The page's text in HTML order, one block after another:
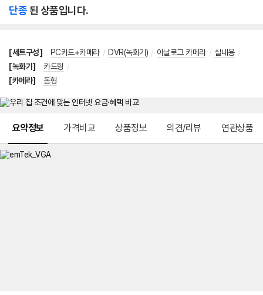
단종된 상품입니다.
[세트구성] PC카드+카메라 / DVR(녹화기) / 아날로그 카메라 / 실내용 /
[녹화기]
카드형 /
[카메라]
돔형
요약정보 가격비교 상품정보 의견/리뷰 연관상품